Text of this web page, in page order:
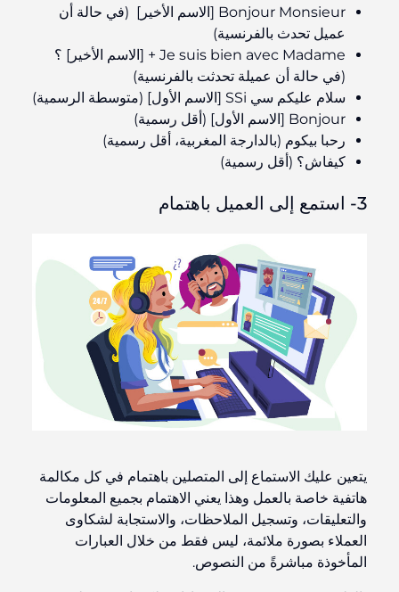
Bonjour Monsieur [الاسم الأخير] (في حالة أن
عميل تحدث بالفرنسية)
Je suis bien avec Madame + [الاسم الأخير] ؟
(في حالة أن عميلة تحدثت بالفرنسية)
سلام عليكم سي SSi [الاسم الأول] (متوسطة الرسمية)
Bonjour [الاسم الأول] (أقل رسمية)
رحبا بيكوم (بالدارجة المغربية، أقل رسمية)
كيفاش؟ (أقل رسمية)
3- استمع إلى العميل باهتمام
يتعين عليك الاستماع إلى المتصلين باهتمام في كل مكالمة
هاتفية خاصة بالعمل وهذا يعني الاهتمام بجميع المعلومات
والتعليقات، وتسجيل الملاحظات، والاستجابة لشكاوى
العملاء بصورة ملائمة، ليس فقط من خلال العبارات
المأخوذة مباشرةً من النصوص.